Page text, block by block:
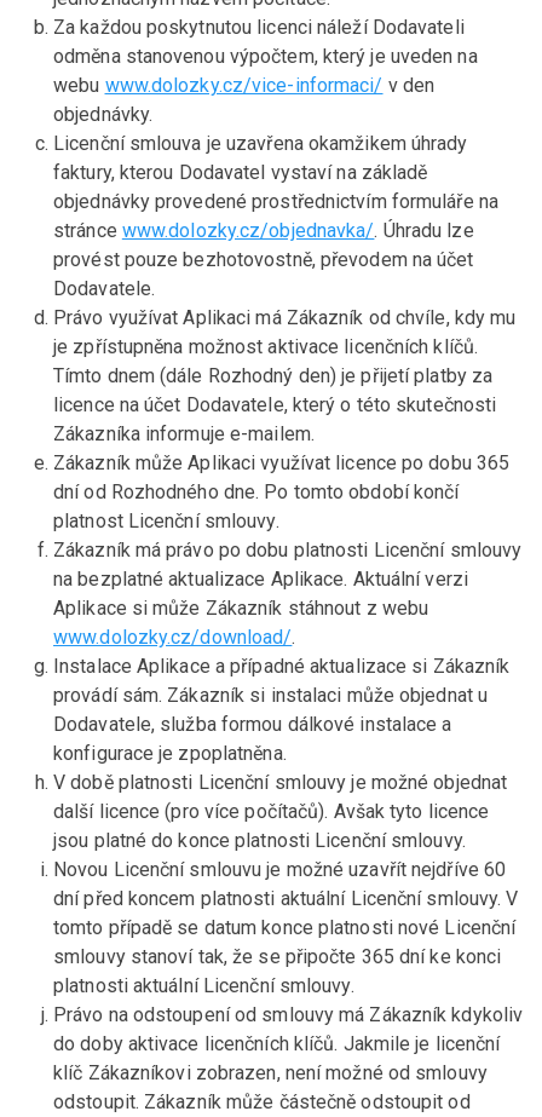
Za každou poskytnutou licenci náleží Dodavateli
odměna stanovenou výpočtem, který je uveden na
webu www.dolozky.cz/vice-informaci/ v den
objednávky.
Licenční smlouva je uzavřena okamžikem úhrady
faktury, kterou Dodavatel vystaví na základě
objednávky provedené prostřednictvím formuláře na
stránce www.dolozky.cz/objednavka/. Úhradu lze
provést pouze bezhotovostně, převodem na účet
Dodavatele.
Právo využívat Aplikaci má Zákazník od chvíle, kdy mu
je zpřístupněna možnost aktivace licenčních klíčů.
Tímto dnem (dále Rozhodný den) je přijetí platby za
licence na účet Dodavatele, který o této skutečnosti
Zákazníka informuje e-mailem.
Zákazník může Aplikaci využívat licence po dobu 365
dní od Rozhodného dne. Po tomto období končí
platnost Licenční smlouvy.
Zákazník má právo po dobu platnosti Licenční smlouvy
na bezplatné aktualizace Aplikace. Aktuální verzi
Aplikace si může Zákazník stáhnout z webu
www.dolozky.cz/download/.
Instalace Aplikace a případné aktualizace si Zákazník
provádí sám. Zákazník si instalaci může objednat u
Dodavatele, služba formou dálkové instalace a
konfigurace je zpoplatněna.
V době platnosti Licenční smlouvy je možné objednat
další licence (pro více počítačů). Avšak tyto licence
jsou platné do konce platnosti Licenční smlouvy.
Novou Licenční smlouvu je možné uzavřít nejdříve 60
dní před koncem platnosti aktuální Licenční smlouvy. V
tomto případě se datum konce platnosti nové Licenční
smlouvy stanoví tak, že se připočte 365 dní ke konci
platnosti aktuální Licenční smlouvy.
Právo na odstoupení od smlouvy má Zákazník kdykoliv
do doby aktivace licenčních klíčů. Jakmile je licenční
klíč Zákazníkovi zobrazen, není možné od smlouvy
odstoupit. Zákazník může částečně odstoupit od